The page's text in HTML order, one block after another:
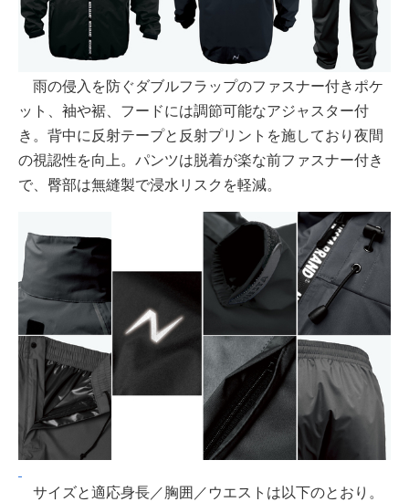
雨の侵入を防ぐダブルフラップのファスナー付きポケ
ット、袖や裾、フードには調節可能なアジャスター付
き。背中に反射テープと反射プリントを施しており夜間
の視認性を向上。パンツは脱着が楽な前ファスナー付き
で、臀部は無縫製で浸水リスクを軽減。
サイズと適応身長／胸囲／ウエストは以下のとおり。